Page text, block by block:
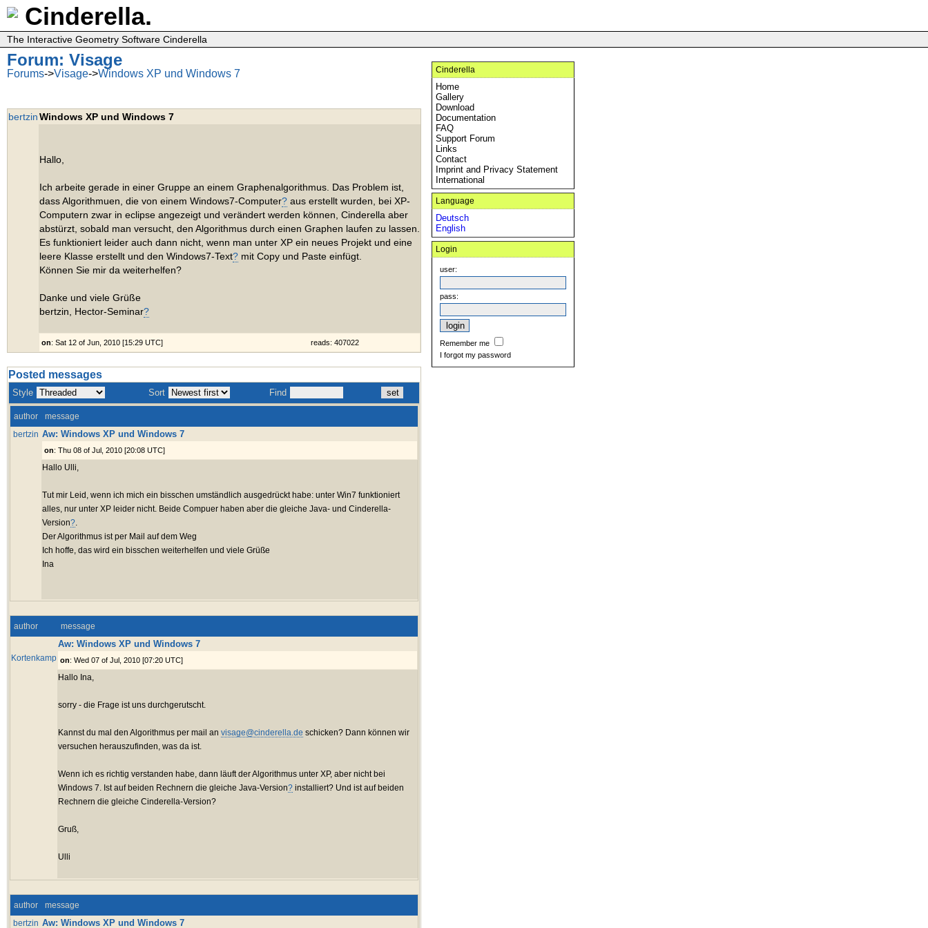
Cinderella.
The Interactive Geometry Software Cinderella
Forum: Visage
Forums->Visage->Windows XP und Windows 7
bertzinWindows XP und Windows 7
Hallo,
Ich arbeite gerade in einer Gruppe an einem Graphenalgorithmus. Das Problem ist,
dass Algorithmuen, die von einem Windows7-Computer? aus erstellt wurden, bei XP-
Computern zwar in eclipse angezeigt und verändert werden können, Cinderella aber
abstürzt, sobald man versucht, den Algorithmus durch einen Graphen laufen zu lassen.
Es funktioniert leider auch dann nicht, wenn man unter XP ein neues Projekt und eine
leere Klasse erstellt und den Windows7-Text? mit Copy und Paste einfügt.
Können Sie mir da weiterhelfen?
Danke und viele Grüße
bertzin, Hector-Seminar?
on: Sat 12 of Jun, 2010 [15:29 UTC] reads: 407022
Posted messages
Style Sort Find
author
message
bertzin Aw: Windows XP und Windows 7
on: Thu 08 of Jul, 2010 [20:08 UTC]
Hallo Ulli,
Tut mir Leid, wenn ich mich ein bisschen umständlich ausgedrückt habe: unter Win7 funktioniert
alles, nur unter XP leider nicht. Beide Compuer haben aber die gleiche Java- und Cinderella-
Version?
Der Algorithmus ist per Mail auf dem Weg
Ich hoffe, das wird ein bisschen weiterhelfen und viele Grüße
Ina
author message
Kortenkamp
Aw: Windows XP und Windows 7
on: Wed 07 of Jul, 2010 [07:20 UTC]
Hallo Ina,
sorry - die Frage ist uns durchgerutscht.
Kannst du mal den Algorithmus per mail an visage@cinderella.de schicken? Dann können wir
versuchen herauszufinden, was da ist.
Wenn ich es richtig verstanden habe, dann läuft der Algorithmus unter XP, aber nicht bei
Windows 7. Ist auf beiden Rechnern die gleiche Java-Version? installiert? Und ist auf beiden
Rechnern die gleiche Cinderella-Version?
Gruß,
Ulli
author
message
bertzin Aw: Windows XP und Windows 7
Cinderella
Home
Gallery
Download
Documentation
FAQ
Support Forum
Links
Contact
Imprint and Privacy Statement
International
Language
Deutsch
English
Login
user:
pass:
Remember me
I forgot my password